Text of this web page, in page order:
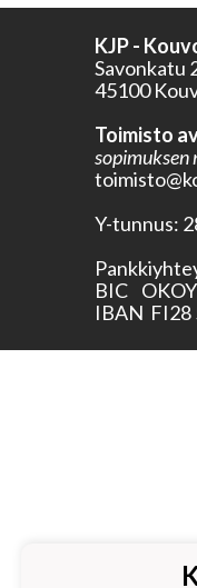
KJP -
Savonkatu
45100
Toimisto
sopimuksen
Y-tunnus:
BIC
IBAN FI28